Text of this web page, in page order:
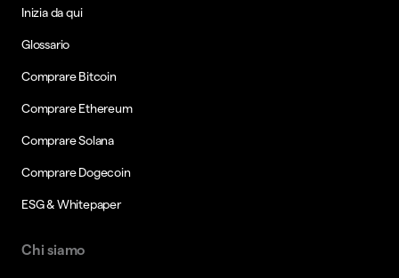
Inizia da qui
Glossario
Comprare Bitcoin
Comprare Ethereum
Comprare Solana
Comprare Dogecoin
ESG & Whitepaper
Chi siamo